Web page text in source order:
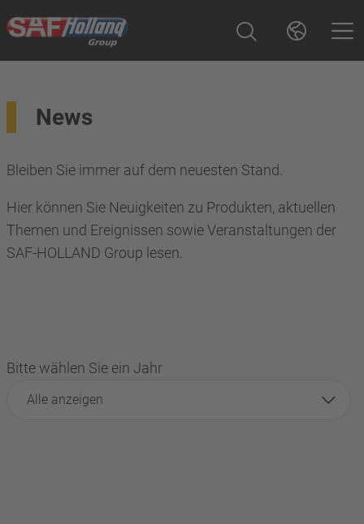
News
Bleiben Sie immer auf dem neuesten Stand.
Hier können Sie Neuigkeiten zu Produkten, aktuellen
Themen und Ereignissen sowie Veranstaltungen der
SAF-HOLLAND Group lesen.
Bitte wählen Sie ein Jahr
Alle anzeigen